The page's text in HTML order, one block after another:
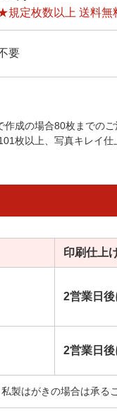
規定枚数以上 送料無
要
成の場合80枚までのご
枚以上、写真キレイ
印刷仕上
2営業日
2営業日
製はがきの場合は承る